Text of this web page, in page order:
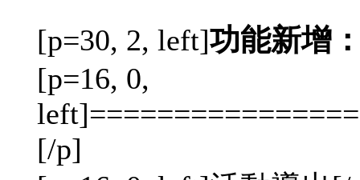
[p=30, 2, left]功能新增
[p=16, 0,
[/p]